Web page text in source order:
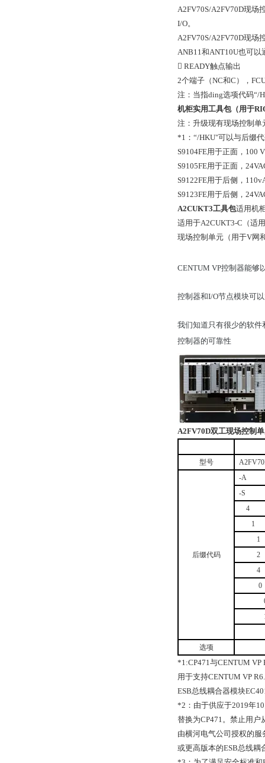
A2FV70S/A2FV70D现场
I/O。
A2FV70S/A2FV70D现场
ANB11和ANT10U也可以
 READY触点输出
2个端子（NC和C），
注：当指ding选项代码“/
机柜实用工具包（用于
注：升级现有现场控制单
*1：“/HKU"可以与后缀
S9104FE用于正面，100
S9105FE用于正面，
S9122FE用于后侧，
S9123FE用于后侧，
A2CUKT3工具包适用机
适用于A2CUKT3-C（适
现场控制单元（用于V网
CENTUM VP控制器能够
控制器和I/O节点模块可
我们知道只有很少的软件
控制器的可靠性
A2FV70D双工现场控制
型号
后缀代码
-A
-S
4
1
1
2
4
0
选项
*1:CP471与CENTUM VP
用于支持CENTUM VP
ESB总线耦合器模块
*2 ：由于供应于2019年10
替换为CP471。禁止用户
由横河电气公司授权的服
或更高版本的ESB总线耦